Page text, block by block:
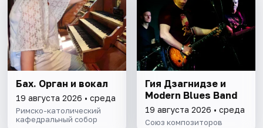
Бах. Орган и вокал
19 августа 2026 • среда
Римско-католический
кафедральный собор
Гия Дзагнидзе и
Modern Blues Band
19 августа 2026 • среда
Союз композиторов